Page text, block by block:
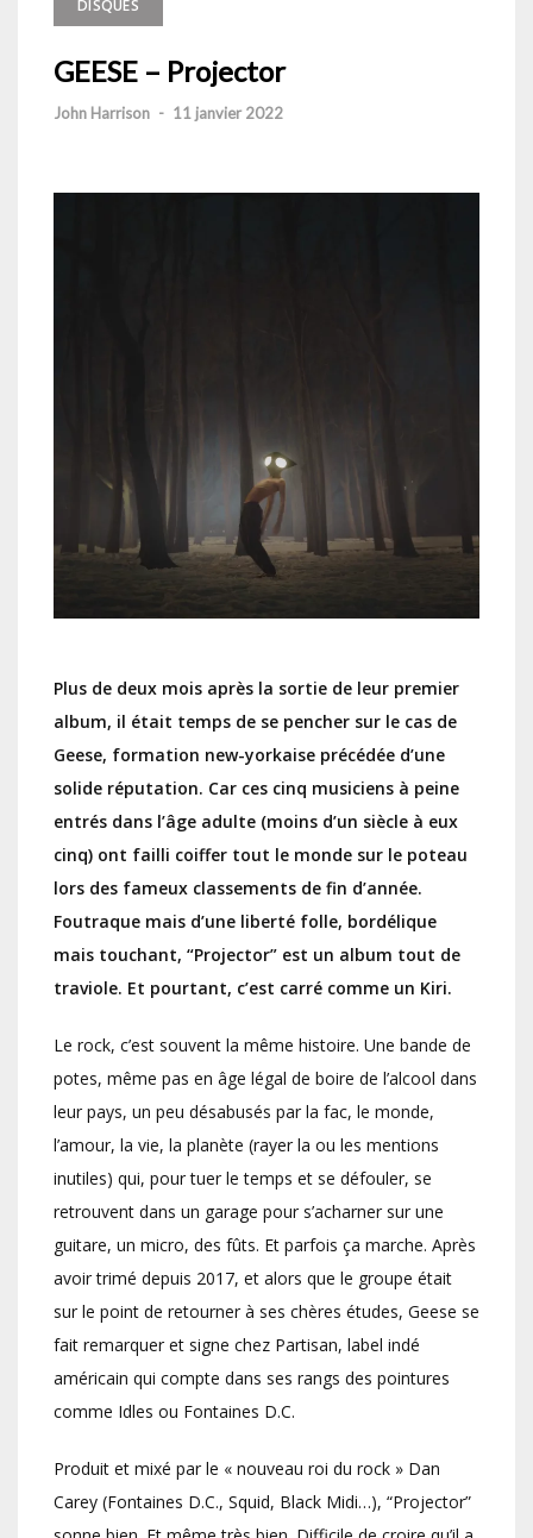
DISQUES
GEESE – Projector
John Harrison - 11 janvier 2022
Plus de deux mois après la sortie de leur premier
album, il était temps de se pencher sur le cas de
Geese, formation new-yorkaise précédée d’une
solide réputation. Car ces cinq musiciens à peine
entrés dans l’âge adulte (moins d’un siècle à eux
cinq) ont failli coiffer tout le monde sur le poteau
lors des fameux classements de fin d’année.
Foutraque mais d’une liberté folle, bordélique
mais touchant, “Projector” est un album tout de
traviole. Et pourtant, c’est carré comme un Kiri.
Le rock, c’est souvent la même histoire. Une bande de
potes, même pas en âge légal de boire de l’alcool dans
leur pays, un peu désabusés par la fac, le monde,
l’amour, la vie, la planète (rayer la ou les mentions
inutiles) qui, pour tuer le temps et se défouler, se
retrouvent dans un garage pour s’acharner sur une
guitare, un micro, des fûts. Et parfois ça marche. Après
avoir trimé depuis 2017, et alors que le groupe était
sur le point de retourner à ses chères études, Geese se
fait remarquer et signe chez Partisan, label indé
américain qui compte dans ses rangs des pointures
comme Idles ou Fontaines D.C.
Produit et mixé par le « nouveau roi du rock » Dan
Carey (Fontaines D.C., Squid, Black Midi…), “Projector”